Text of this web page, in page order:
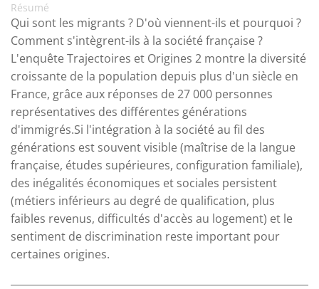
Résumé
Qui sont les migrants ? D'où viennent-ils et pourquoi ?
Comment s'intègrent-ils à la société française ?
L'enquête Trajectoires et Origines 2 montre la diversité
croissante de la population depuis plus d'un siècle en
France, grâce aux réponses de 27 000 personnes
représentatives des différentes générations
d'immigrés.Si l'intégration à la société au fil des
générations est souvent visible (maîtrise de la langue
française, études supérieures, configuration familiale),
des inégalités économiques et sociales persistent
(métiers inférieurs au degré de qualification, plus
faibles revenus, difficultés d'accès au logement) et le
sentiment de discrimination reste important pour
certaines origines.